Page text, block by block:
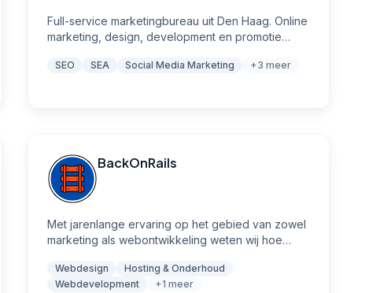
Full-service marketingbureau uit Den Haag. Online
marketing, design, development en promotie
SEO SEA Social Media Marketing +3 meer
BackOnRails
Met jarenlange ervaring op het gebied van zowel
marketing als webontwikkeling weten wij hoe
impact kunnen hebben.
Webdesign
Hosting & Onderhoud
Webdevelopment
+1 meer